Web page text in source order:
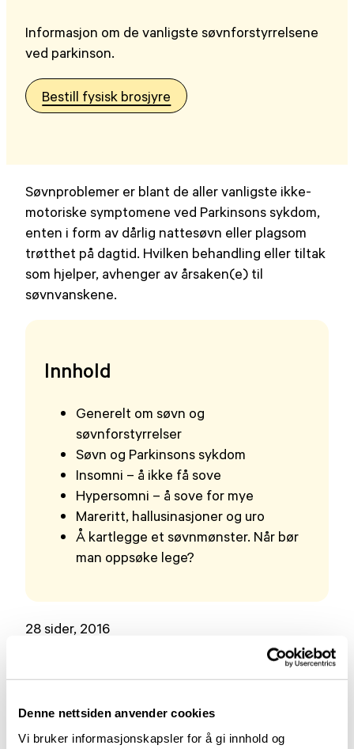
Denne nettsiden anvender cookies
Vi bruker informasjonskapsler for å gi innhold og
Informasjon om de vanligste søvnforstyrrelsene
ved parkinson.
Bestill fysisk brosjyre
Søvnproblemer er blant de aller vanligste ikke-
motoriske symptomene ved Parkinsons sykdom,
enten i form av dårlig nattesøvn eller plagsom
trøtthet på dagtid. Hvilken behandling eller tiltak
som hjelper, avhenger av årsaken(e) til
søvnvanskene.
Innhold
Generelt om søvn og
søvnforstyrrelser
Søvn og Parkinsons sykdom
Insomni – å ikke få sove
Hypersomni – å sove for mye
Mareritt, hallusinasjoner og uro
Å kartlegge et søvnmønster. Når bør
man oppsøke lege?
28 sider, 2016
Last ned brosjyren i PDF
PDF · 2 MB